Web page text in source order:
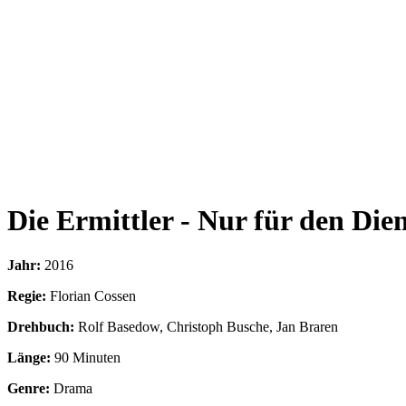
Die Ermittler - Nur für den
Jahr: 2016
Regie: Florian Cossen
Drehbuch: Rolf Basedow, Christoph Busche, Jan Braren
Länge: 90 Minuten
Genre: Drama